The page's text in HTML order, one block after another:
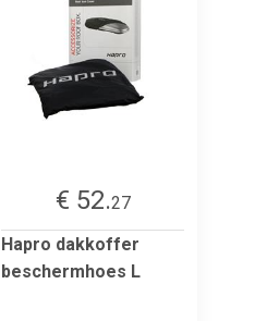
€ 52.27
Hapro dakkoffer
beschermhoes L